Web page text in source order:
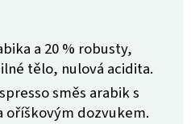
a 20 % robusty,
tělo, nulová acidita.
směs arabik s
oříškovým dozvukem.